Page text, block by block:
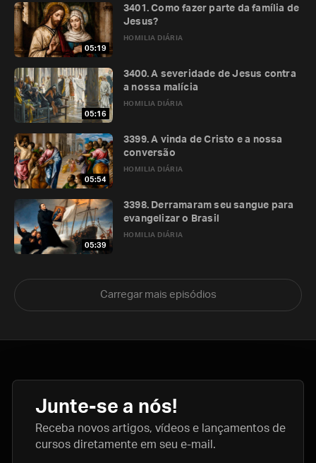
05:19
HOMILIA DIÁRIA
3401. Como fazer parte da família de
Jesus?
05:16
HOMILIA DIÁRIA
3400. A severidade de Jesus contra
a nossa malícia
05:54
HOMILIA DIÁRIA
3399. A vinda de Cristo e a nossa
conversão
05:39
HOMILIA DIÁRIA
3398. Derramaram seu sangue para
evangelizar o Brasil
Carregar mais episódios
Junte-se a nós!
Receba novos artigos, vídeos e lançamentos de
cursos diretamente em seu e-mail.